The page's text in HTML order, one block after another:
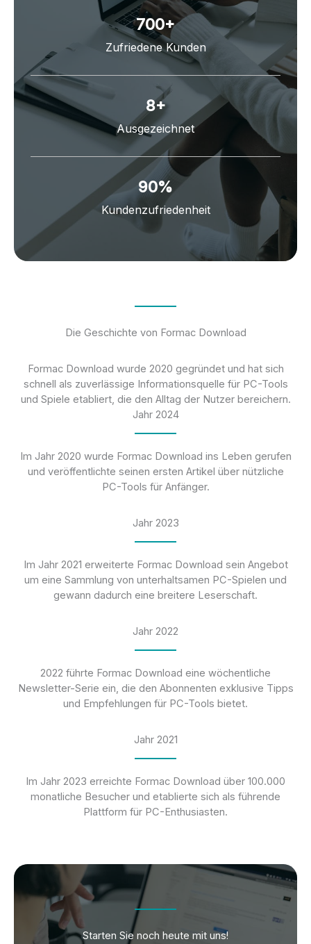
700+
Zufriedene Kunden
8+
Ausgezeichnet
90%
Kundenzufriedenheit
Die Geschichte von Formac Download
Formac Download wurde 2020 gegründet und hat sich
schnell als zuverlässige Informationsquelle für PC-Tools
und Spiele etabliert, die den Alltag der Nutzer bereichern.
Jahr 2024
Im Jahr 2020 wurde Formac Download ins Leben gerufen
und veröffentlichte seinen ersten Artikel über nützliche
PC-Tools für Anfänger.
Jahr 2023
Im Jahr 2021 erweiterte Formac Download sein Angebot
um eine Sammlung von unterhaltsamen PC-Spielen und
gewann dadurch eine breitere Leserschaft.
Jahr 2022
2022 führte Formac Download eine wöchentliche
Newsletter-Serie ein, die den Abonnenten exklusive Tipps
und Empfehlungen für PC-Tools bietet.
Jahr 2021
Im Jahr 2023 erreichte Formac Download über 100.000
monatliche Besucher und etablierte sich als führende
Plattform für PC-Enthusiasten.
Starten Sie noch heute mit uns!